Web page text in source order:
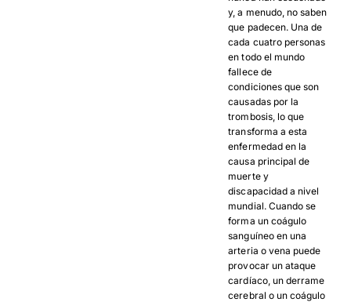
y, a menudo, no saben
que padecen. Una de
cada cuatro personas
en todo el mundo
fallece de
condiciones que son
causadas por la
trombosis, lo que
transforma a esta
enfermedad en la
causa principal de
muerte y
discapacidad a nivel
mundial. Cuando se
forma un coágulo
sanguíneo en una
arteria o vena puede
provocar un ataque
cardíaco, un derrame
cerebral o un coágulo